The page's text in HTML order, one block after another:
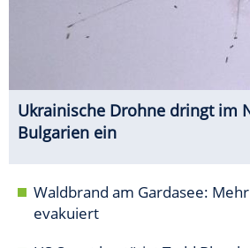
Ukrainische Drohne dringt im
Bulgarien ein
Waldbrand am Gardasee:
evakuiert